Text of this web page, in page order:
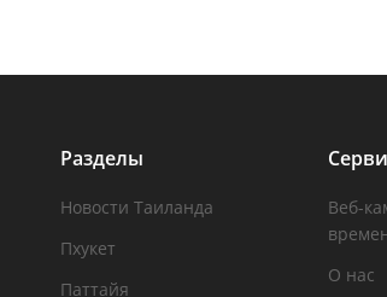
Разделы
Новости Таиланда
Пхукет
Паттайя
Веб-
О нас